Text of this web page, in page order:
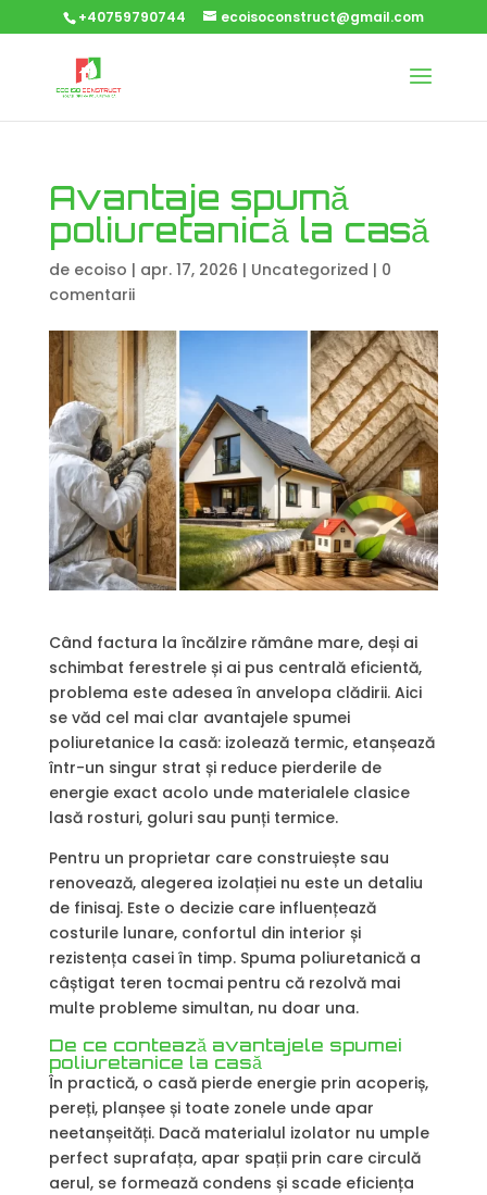
+40759790744 ecoisoconstruct@gmail.com
Avantaje spumă
poliuretanică la casă
de ecoiso | apr. 17, 2026 | Uncategorized | 0
comentarii
Când factura la încălzire rămâne mare, deși ai
schimbat ferestrele și ai pus centrală eficientă,
problema este adesea în anvelopa clădirii. Aici
se văd cel mai clar avantajele spumei
poliuretanice la casă: izolează termic, etanșează
într-un singur strat și reduce pierderile de
energie exact acolo unde materialele clasice
lasă rosturi, goluri sau punți termice.
Pentru un proprietar care construiește sau
renovează, alegerea izolației nu este un detaliu
de finisaj. Este o decizie care influențează
costurile lunare, confortul din interior și
rezistența casei în timp. Spuma poliuretanică a
câștigat teren tocmai pentru că rezolvă mai
multe probleme simultan, nu doar una.
De ce contează avantajele spumei
poliuretanice la casă
În practică, o casă pierde energie prin acoperiș,
pereți, planșee și toate zonele unde apar
neetanșeități. Dacă materialul izolator nu umple
perfect suprafața, apar spații prin care circulă
aerul, se formează condens și scade eficiența